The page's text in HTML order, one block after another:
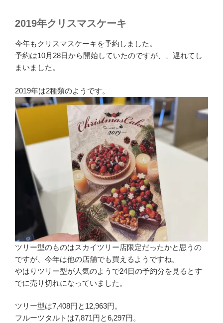
2019年クリスマスケーキ
今年もクリスマスケーキを予約しました。
予約は10月28日から開始していたのですが、、遅れてし
まいました。
2019年は2種類のようです。
ツリー型のものはスカイツリー店限定だったかと思うの
ですが、今年は他の店舗でも買えるようですね。
やはりツリー型が人気のようで24日の予約分を見るとす
でに売り切れになっていました。
ツリー型は7,408円と12,963円。
フルーツタルトは7,871円と6,297円。